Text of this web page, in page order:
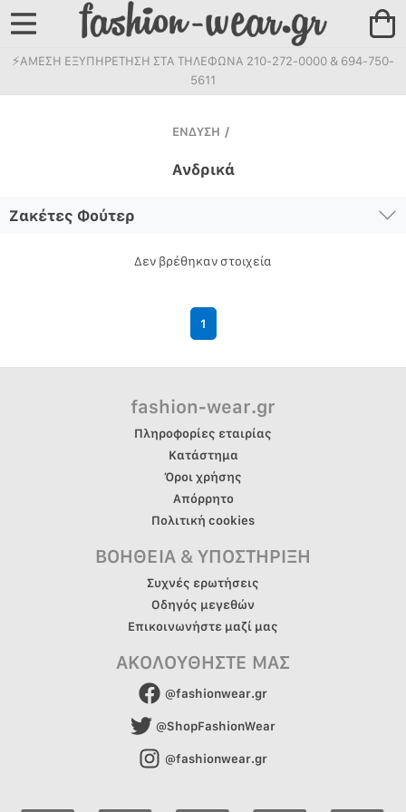
⚡ΑΜΕΣΗ ΕΞΥΠΗΡΕΤΗΣΗ ΣΤΑ ΤΗΛΕΦΩΝΑ 210-272-0000 & 694-750-
5611
ΕΝΔΥΣΗ /
Ανδρικά
Ζακέτες Φούτερ
Δεν βρέθηκαν στοιχεία
1
fashion-wear.gr
Πληροφορίες εταιρίας
Κατάστημα
Όροι χρήσης
Απόρρητο
Πολιτική cookies
ΒΟΗΘΕΙΑ & ΥΠΟΣΤΗΡΙΞΗ
Συχνές ερωτήσεις
Οδηγός μεγεθών
Επικοινωνήστε μαζί μας
ΑΚΟΛΟΥΘΗΣΤΕ ΜΑΣ
@fashionwear.gr
@ShopFashionWear
@fashionwear.gr